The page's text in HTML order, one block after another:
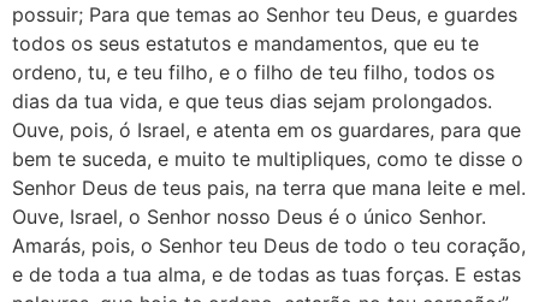
possuir; Para que temas ao Senhor teu Deus, e guardes
todos os seus estatutos e mandamentos, que eu te
ordeno, tu, e teu filho, e o filho de teu filho, todos os
dias da tua vida, e que teus dias sejam prolongados.
Ouve, pois, ó Israel, e atenta em os guardares, para que
bem te suceda, e muito te multipliques, como te disse o
Senhor Deus de teus pais, na terra que mana leite e mel.
Ouve, Israel, o Senhor nosso Deus é o único Senhor.
Amarás, pois, o Senhor teu Deus de todo o teu coração,
e de toda a tua alma, e de todas as tuas forças. E estas